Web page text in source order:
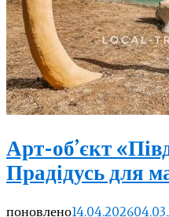
Арт-об’єкт
Прадідусь для
поновлено14.04.2026